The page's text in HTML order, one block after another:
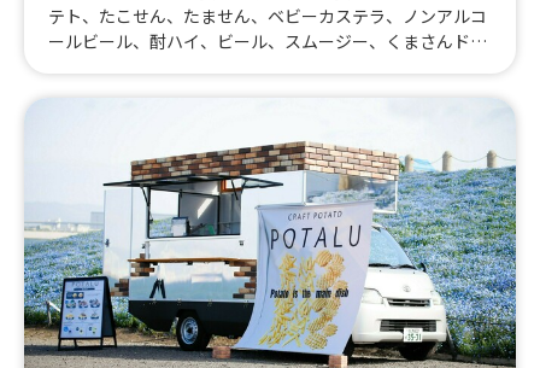
テト、たこせん、たません、ベビーカステラ、ノンアルコ
ールビール、酎ハイ、ビール、スムージー、くまさんドリ
ル、唐揚げ、フライドポテト、アルコール、ジュース、焼